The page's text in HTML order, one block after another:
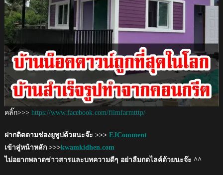
คลิ๊ก>>> https://www.facebook.com/filmfarmtttp/
ฝากติดตามช่องยูทูปด้วยนะจ๊ะ >>> EJComment
เข้าสู่หน้าหลัก >>>kwamkidhen.com
ไม่อยากพลาดข่าวสารและบทความดีๆ อย่าลืมกดไลค์ด้วยนะจ๊ะ ^^